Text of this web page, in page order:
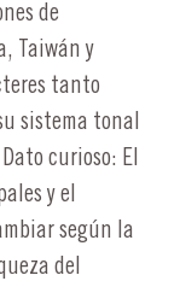
de
Taiwán y
tanto
sistema tonal
curioso: El
y el
según la
del